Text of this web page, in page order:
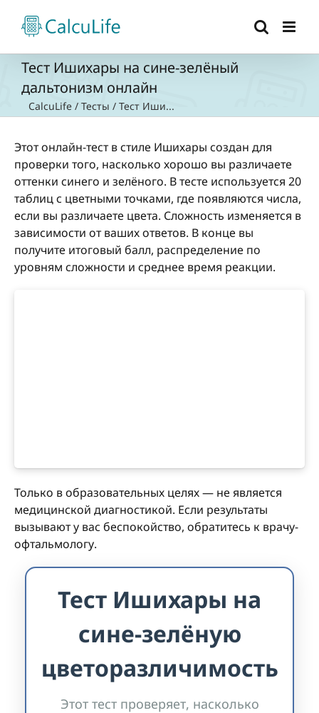
content
Тест Ишихары на сине-зелёный
дальтонизм онлайн
CalcuLife / Тесты / Тест Иши...
Этот онлайн-тест в стиле Ишихары создан для
проверки того, насколько хорошо вы различаете
оттенки синего и зелёного. В тесте используется 20
таблиц с цветными точками, где появляются числа,
если вы различаете цвета. Сложность изменяется в
зависимости от ваших ответов. В конце вы
получите итоговый балл, распределение по
уровням сложности и среднее время реакции.
Только в образовательных целях — не является
медицинской диагностикой. Если результаты
вызывают у вас беспокойство, обратитесь к врачу-
офтальмологу.
Тест Ишихары на
сине-зелёную
цветоразличимость
Этот тест проверяет, насколько